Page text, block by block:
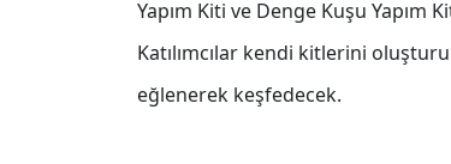
Yapım Kiti ve Denge Kuşu
Katılımcılar kendi kitlerini
eğlenerek keşfedecek.